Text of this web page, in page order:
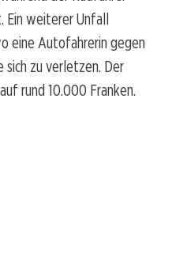
Ein weiterer Unfall
eine Autofahrerin gegen
sich zu verletzen. Der
rund 10.000 Franken.